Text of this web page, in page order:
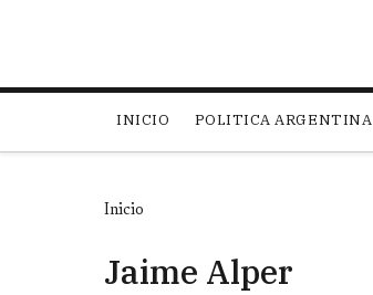
INICIO POLITICA ARGENTINA
Inicio
Jaime Alper